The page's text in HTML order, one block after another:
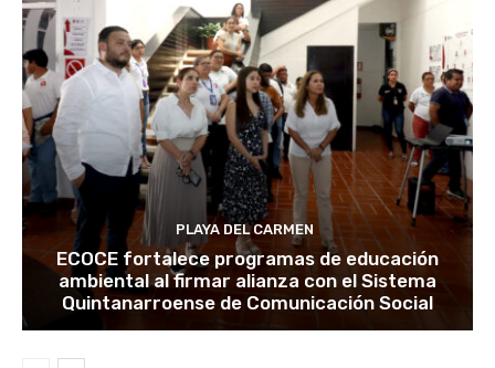
PLAYA DEL CARMEN
ECOCE fortalece programas de educación
ambiental al firmar alianza con el Sistema
Quintanarroense de Comunicación Social